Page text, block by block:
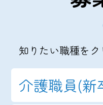
知りたい職種をク
介護職員(新